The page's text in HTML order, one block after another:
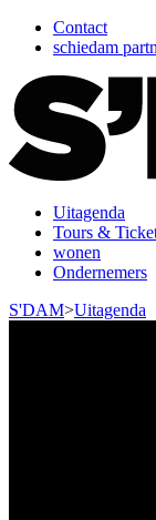
Contact
schiedam
Uitagenda
Tours &
wonen
Ondernemers
S'DAM>Uitagenda